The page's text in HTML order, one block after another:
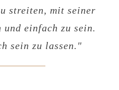
streiten, mit seiner
einfach zu sein.
sein zu lassen."